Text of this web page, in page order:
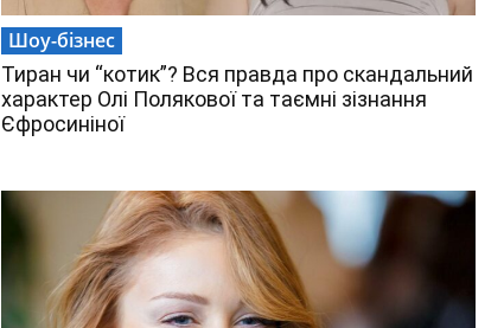
Шоу-бізнес
Тиран чи “котик”? Вся правда про скандальний
характер Олі Полякової та таємні зізнання
Єфросиніної